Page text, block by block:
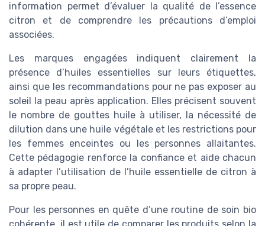
information permet d’évaluer la qualité de l’essence
citron et de comprendre les précautions d’emploi
associées.
Les marques engagées indiquent clairement la
présence d’huiles essentielles sur leurs étiquettes,
ainsi que les recommandations pour ne pas exposer au
soleil la peau après application. Elles précisent souvent
le nombre de gouttes huile à utiliser, la nécessité de
dilution dans une huile végétale et les restrictions pour
les femmes enceintes ou les personnes allaitantes.
Cette pédagogie renforce la confiance et aide chacun
à adapter l’utilisation de l’huile essentielle de citron à
sa propre peau.
Pour les personnes en quête d’une routine de soin bio